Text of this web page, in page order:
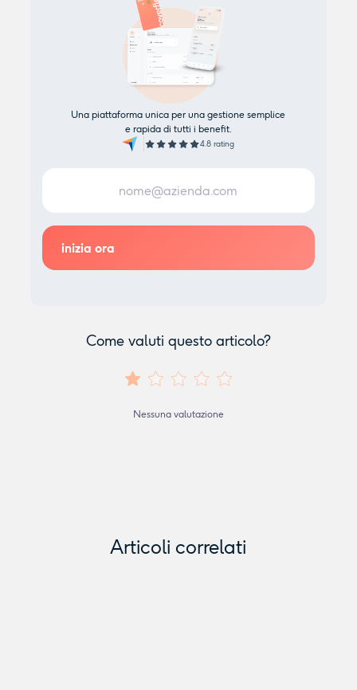
Una piattaforma unica per una gestione semplice
e rapida di tutti i benefit.
4.8 rating
Come valuti questo articolo?
Nessuna valutazione
Articoli correlati